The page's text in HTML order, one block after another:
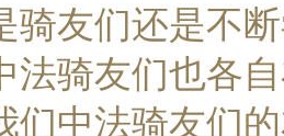
骑友们还是不
法骑友们也各
们中法骑友们